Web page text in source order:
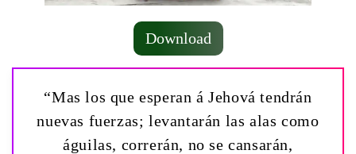
Download
“Mas los que esperan á Jehová tendrán
nuevas fuerzas; levantarán las alas como
águilas, correrán, no se cansarán,